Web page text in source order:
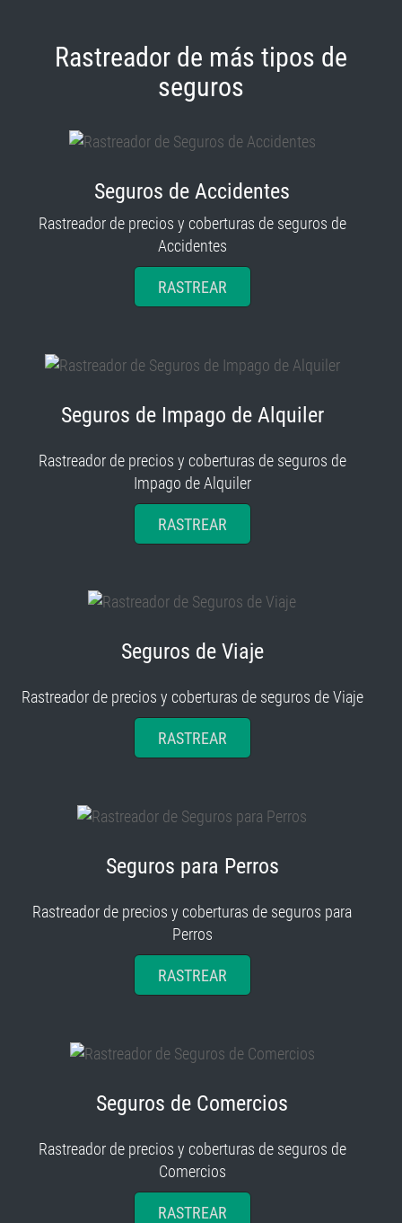
Rastreador de más tipos de
seguros
Seguros de Accidentes
Rastreador de precios y coberturas de seguros de
Accidentes
RASTREAR
Seguros de Impago de Alquiler
Rastreador de precios y coberturas de seguros de
Impago de Alquiler
RASTREAR
Seguros de Viaje
Rastreador de precios y coberturas de seguros de Viaje
RASTREAR
Seguros para Perros
Rastreador de precios y coberturas de seguros para
Perros
RASTREAR
Seguros de Comercios
Rastreador de precios y coberturas de seguros de
Comercios
RASTREAR